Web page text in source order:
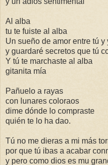
Al alba
tu te fuiste al alba
Un sueño de amor entre tú y
y guardaré secretos que tú
Y tú te marchaste al alba
gitanita mía
Pañuelo a rayas
con lunares coloraos
dime dónde lo compraste
quién te lo ha dao.
Tú no me dieras a mi más
por que tú ibas a acabar
y pero como dios es mu